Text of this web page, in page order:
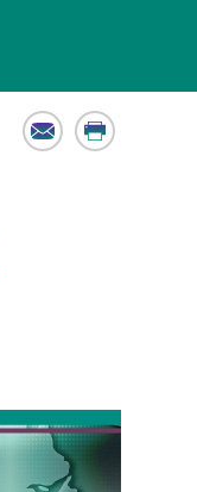
Email Print